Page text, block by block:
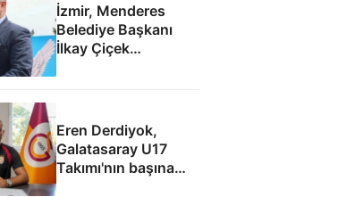
İzmir, Menderes
Belediye Başkanı
İlkay Çiçek
Eren Derdiyok,
Galatasaray U17
Takımı'nın başına
geçti